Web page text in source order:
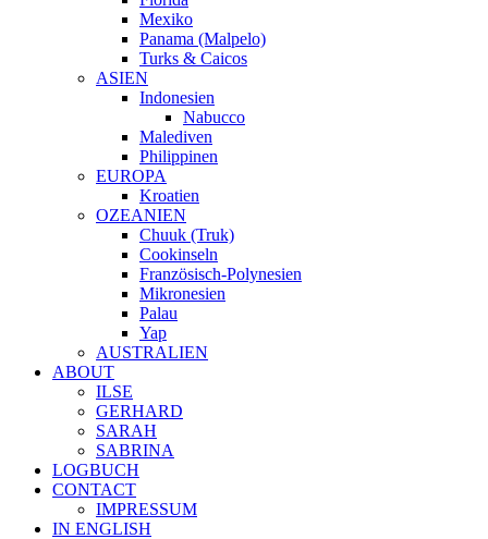
Mexiko
Panama (Malpelo)
Turks & Caicos
ASIEN
Indonesien
Nabucco
Malediven
Philippinen
EUROPA
Kroatien
OZEANIEN
Chuuk (Truk)
Cookinseln
Französisch-Polynesien
Mikronesien
Palau
Yap
AUSTRALIEN
ABOUT
ILSE
GERHARD
SARAH
SABRINA
LOGBUCH
CONTACT
IMPRESSUM
IN ENGLISH